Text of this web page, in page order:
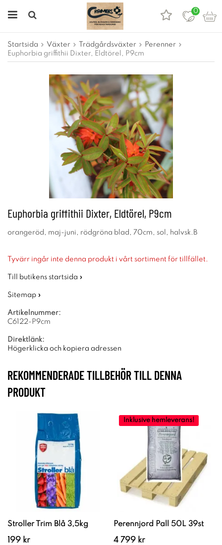
0
Startsida Växter Trädgårdsväxter
Perenner
Euphorbia griffithii Dixter, Eldtörel, P9cm
Euphorbia griffithii Dixter, Eldtörel, P9cm
orangeröd, maj-juni, rödgröna blad, 70cm, sol, halvsk.B
Tyvärr ingår inte denna produkt i vårt sortiment för tillfället.
Till butikens startsida »
Sitemap »
Artikelnummer:
C6122-P9cm
Direktlänk:
Högerklicka och kopiera adressen
REKOMMENDERADE TILLBEHÖR TILL DENNA
PRODUKT
Stroller Trim Blå 3,5kg
199 kr
Inklusive hemleverans!
Perennjord Pall 50L 39st
4 799 kr